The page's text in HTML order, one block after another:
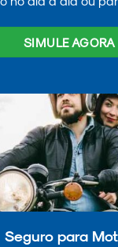
SIMULE AGORA
Seguro para